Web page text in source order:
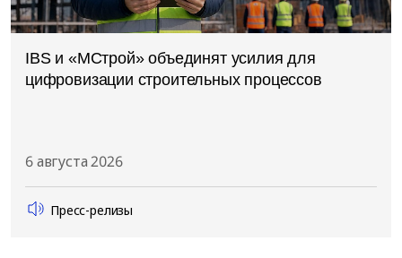
IBS и «МСтрой» объединят усилия для
цифровизации строительных процессов
6 августа 2026
Пресс-релизы